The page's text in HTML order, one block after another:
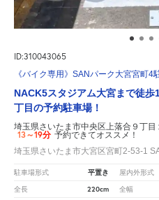
ID:310043065
《バイク専用》SANパーク大宮宮町4
NACK5スタジアム大宮まで徒歩
丁目の予約駐車場！
埼玉県さいたま市中央区上落合９丁目
13～19分 予約できてオススメ！
埼玉県さいたま市大宮区宮町2-53-1
駐車場形式 平置き 屋内外形式
全長 220cm 全幅